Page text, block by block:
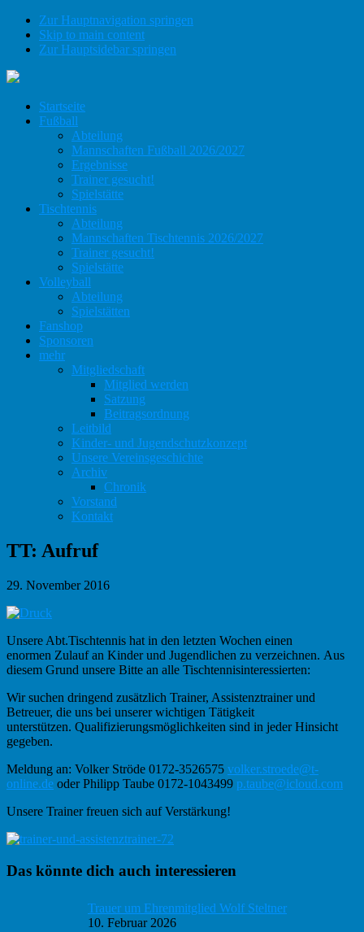
Zur Hauptnavigation springen
Skip to main content
Zur Hauptsidebar springen
Startseite
Fußball
Abteilung
Mannschaften Fußball 2026/2027
Ergebnisse
Trainer gesucht!
Spielstätte
Tischtennis
Abteilung
Mannschaften Tischtennis 2026/2027
Trainer gesucht!
Spielstätte
Volleyball
Abteilung
Spielstätten
Fanshop
Sponsoren
mehr
Mitgliedschaft
Mitglied werden
Satzung
Beitragsordnung
Leitbild
Kinder- und Jugendschutzkonzept
Unsere Vereinsgeschichte
Archiv
Chronik
Vorstand
Kontakt
TT: Aufruf
29. November 2016
Unsere Abt.Tischtennis hat in den letzten Wochen einen
enormen Zulauf an Kinder und Jugendlichen zu verzeichnen. Aus
diesem Grund unsere Bitte an alle Tischtennisinteressierten:
Wir suchen dringend zusätzlich Trainer, Assistenztrainer und
Betreuer, die uns bei unserer wichtigen Tätigkeit
unterstützen. Qualifizierungsmöglichkeiten sind in jeder Hinsicht
gegeben.
Meldung an: Volker Ströde 0172-3526575 volker.stroede@t-
online.de oder Philipp Taube 0172-1043499 p.taube@icloud.com
Unsere Trainer freuen sich auf Verstärkung!
Haupt-
Das könnte dich auch interessieren
Trauer um Ehrenmitglied Wolf Steltner
10. Februar 2026